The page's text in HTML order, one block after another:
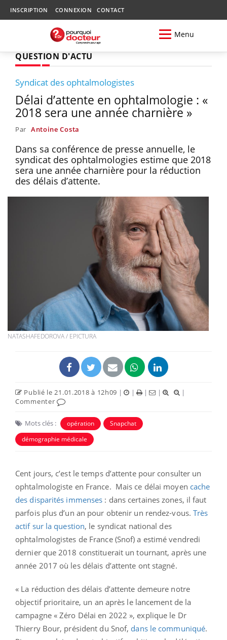
INSCRIPTION CONNEXION CONTACT
Menu
QUESTION D'ACTU
Syndicat des ophtalmologistes
Délai d’attente en ophtalmologie : «
2018 sera une année charnière »
Par Antoine Costa
Dans sa conférence de presse annuelle, le
syndicat des ophtalmologies estime que 2018
sera une année charnière pour la réduction
des délais d’attente.
NATASHAFEDOROVA / EPICTURA
Publié le 21.01.2018 à 12h09 | | | |
|
Commenter
Mots clés : opération
Snapchat
démographie médicale
Cent jours, c’est le temps d’attente pour consulter un
ophtalmologiste en France. Mais ce délai moyen cache
des disparités immenses : dans certaines zones, il faut
parfois plus d’un an pour obtenir un rendez-vous.Très
actif sur la question, le syndicat national des
ophtalmologistes de France (Snof) a estimé vendredi
dernier que 2018 constituerait un tournant, après une
année 2017 où les délais d’attente ont stagné.
« La réduction des délais d’attente demeure notre
objectif prioritaire, un an après le lancement de la
campagne « Zéro Délai en 2022 », explique le Dr
Thierry Bour, président du Snof, dans le communiqué.